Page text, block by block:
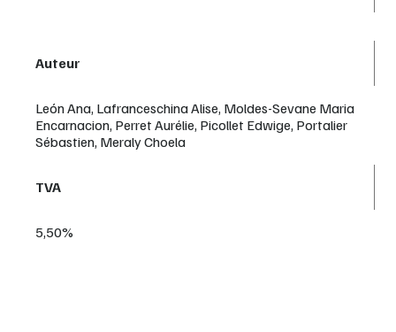
Auteur
León Ana, Lafranceschina Alise, Moldes-Sevane Maria
Encarnacion, Perret Aurélie, Picollet Edwige, Portalier
Sébastien, Meraly Choela
TVA
5,50%